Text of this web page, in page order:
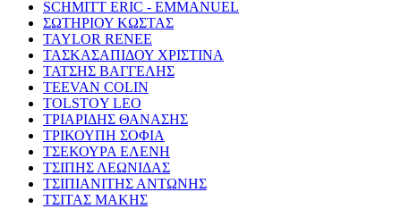
SCHMITT ERIC - EMMANUEL
ΣΩΤΗΡΙΟΥ ΚΩΣΤΑΣ
TAYLOR RENEE
ΤΑΣΚΑΣΑΠΙΔΟΥ ΧΡΙΣΤΙΝΑ
ΤΑΤΣΗΣ ΒΑΓΓΕΛΗΣ
TEEVAN COLIN
TOLSTOY LEO
ΤΡΙΑΡΙΔΗΣ ΘΑΝΑΣΗΣ
ΤΡΙΚΟΥΠΗ ΣΟΦΙΑ
ΤΣΕΚΟΥΡΑ ΕΛΕΝΗ
ΤΣΙΠΗΣ ΛΕΩΝΙΔΑΣ
ΤΣΙΠΙΑΝΙΤΗΣ ΑΝΤΩΝΗΣ
ΤΣΙΤΑΣ ΜΑΚΗΣ